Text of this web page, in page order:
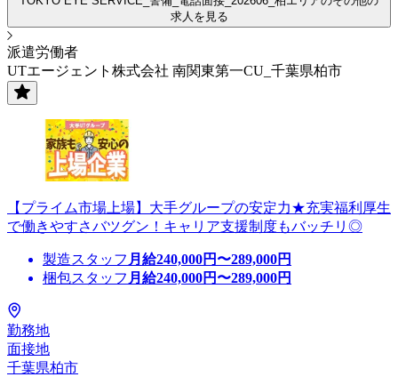
求人を見る
派遣労働者
UTエージェント株式会社 南関東第一CU_千葉県柏市
【プライム市場上場】大手グループの安定力★充実福利厚生
で働きやすさバツグン！キャリア支援制度もバッチリ◎
製造スタッフ 月給240,000円〜289,000円
梱包スタッフ 月給240,000円〜289,000円
勤務地
面接地
千葉県柏市